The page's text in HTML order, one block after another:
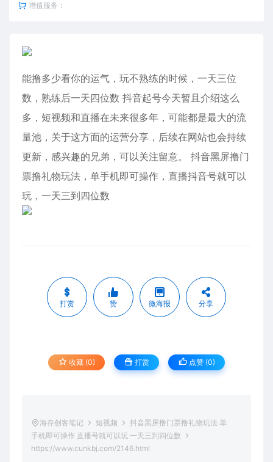
增值服务：
能撸多少看你的运气，玩不熟练的时候，一天三位
数，熟练后一天四位数 抖音起号今天暂且介绍这么
多，短视频和直播在未来很多年，可能都是最大的流
量池，关于这方面的运营分享，后续在网站也会持续
更新，感兴趣的兄弟，可以关注留意。 抖音黑屏撸门
票撸礼物玩法，单手机即可操作，直播抖音号就可以
玩，一天三到四位数
打赏 赞 微海报 分享
收藏 (0) 打赏 点赞 (0)
海存创客笔记 短视频
抖音黑屏撸门票撸礼物玩法 单
手机即可操作 直播号就可以玩 一天三到四位数
https://www.cunkbj.com/2146.html